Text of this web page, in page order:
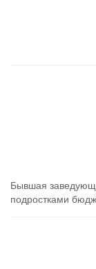
Бывшая
подростками